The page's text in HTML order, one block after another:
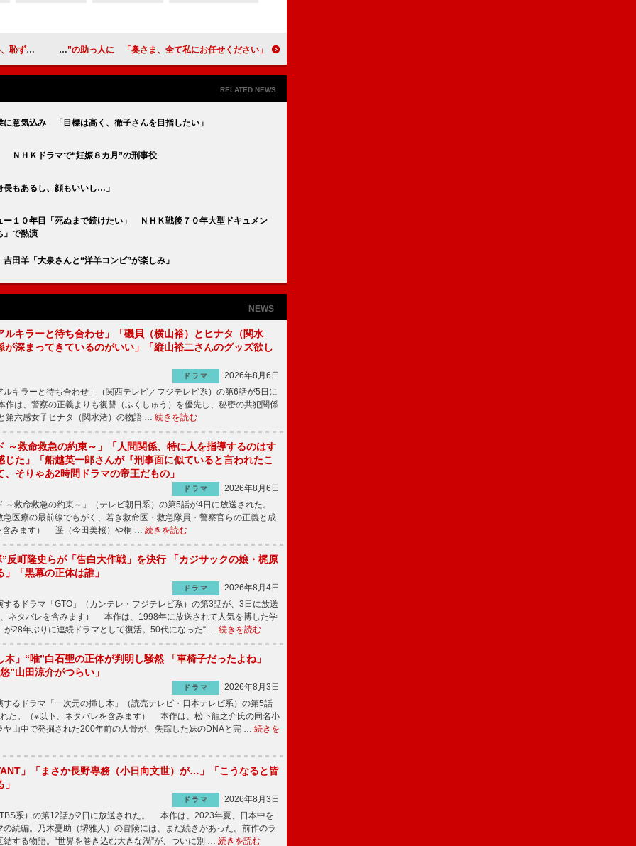
しい」 ディーン・フジオカが“家事”の助っ人に 「奥さま、全て私にお任せください」
RELATED NEWS
意気込み 「目標は高く、徹子さんを目指したい」
ＮＨＫドラマで“妊娠８カ月”の刑事役
もあるし、顔もいいし…」
ー１０年目「死ぬまで続けたい」 ＮＨＫ戦後７０年大型ドキュメン
」で熱演
田羊「大泉さんと“洋羊コンビ”が楽しみ」
NEWS
ルキラーと待ち合わせ」「磯貝（横山裕）とヒナタ（関水
が深まってきているのがいい」「縦山裕二さんのグッズ欲し
ドラマ
2026年8月6日
キラーと待ち合わせ」（関西テレビ／フジテレビ系）の第6話が5日に
は、警察の正義よりも復讐（ふくしゅう）を優先し、秘密の共犯関係
第六感女子ヒナタ（関水渚）の物語 … 続きを読む
～救命救急の約束～」「人間関係、特に人を指導するのはす
じた」「船越英一郎さんが『刑事面に似ていると言われたこ
、そりゃあ2時間ドラマの帝王だもの」
ドラマ
2026年8月6日
救命救急の約束～」（テレビ朝日系）の第5話が4日に放送された。
医療の最前線でもがく、若き救命医・救急隊員・警察官らの正義と成
含みます） 遥（今田美桜）や桐 … 続きを読む
反町隆史らが「告白大作戦」を決行 「カジサックの娘・梶原
「黒幕の正体は誰」
ドラマ
2026年8月4日
るドラマ「GTO」（カンテレ・フジテレビ系）の第3話が、3日に放送
ネタバレを含みます） 本作は、1998年に放送されて人気を博した学
が28年ぶりに連続ドラマとして復活。50代になった“ … 続きを読む
木」“唯”白石聖の正体が判明し騒然 「車椅子だったよね」
”山田涼介がつらい」
ドラマ
2026年8月3日
るドラマ「一次元の挿し木」（読売テレビ・日本テレビ系）の第5話
た。（※以下、ネタバレを含みます） 本作は、松下龍之介氏の同名小
ヤ山中で発掘された200年前の人骨が、失踪した妹のDNAと完 … 続きを
」「まさか長野専務（小日向文世）が…」「こうなると皆
ドラマ
2026年8月3日
系）の第12話が2日に放送された。 本作は、2023年夏、日本中を
の続編。乃木憂助（堺雅人）の冒険には、まだ続きがあった。前作のラ
結する物語。“世界を巻き込む大きな渦”が、ついに別 … 続きを読む